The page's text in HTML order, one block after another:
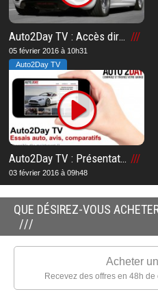
Auto2Day TV : Accès direct à la chaîne TV n°1 en Suisse romande
05 février 2016 à 10h31
Auto2Day TV
Auto2Day TV : Présentation de la chaîne TV n°1 en Suisse romande sur le web
03 février 2016 à 09h48
QUE DÉSIREZ-VOUS
Acheter
Recevez des offres en 48h